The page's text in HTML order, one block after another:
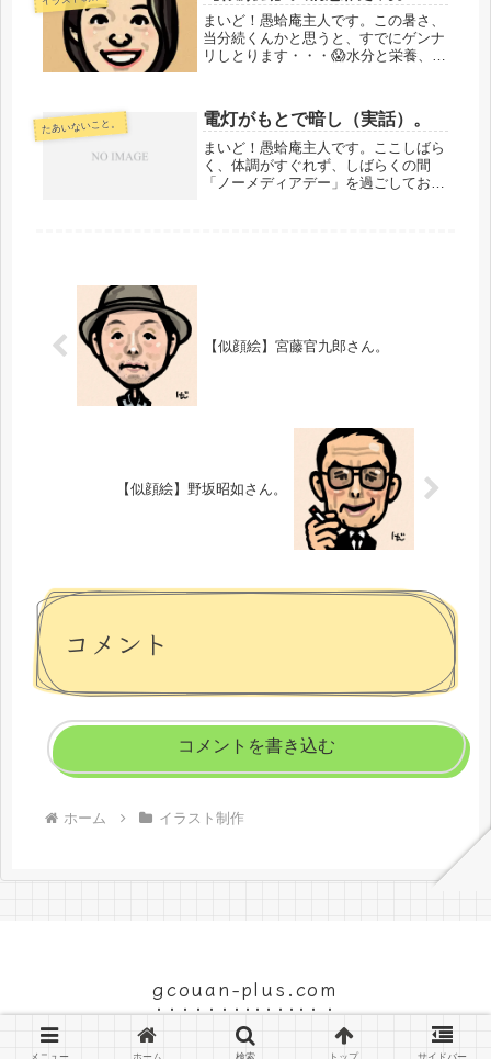
れです。・・・・・...
まいど！愚蛤庵主人です。この暑さ、
当分続くんかと思うと、すでにゲンナ
リしとります・・・😱水分と栄養、睡
この方を描きましたよ。大橋悠依さ
ん。（クリックでびよ～ん！）金メダ
ル２個、おめでと...
たあいないこと。 電灯がもとで暗し（実話）。
まいど！愚蛤庵主人です。ここしばら
く、体調がすぐれず、しばらくの間
「ノーメディアデー」を過ごしており
【似顔絵】宮藤官九郎さん。
【似顔絵】野坂昭如さん。
コメント
コメントを書き込む
ホーム イラスト制作
gcouan-plus.com
© 2015 gcouan-plus.com.
メニュー ホーム 検索 トップ サイドバー